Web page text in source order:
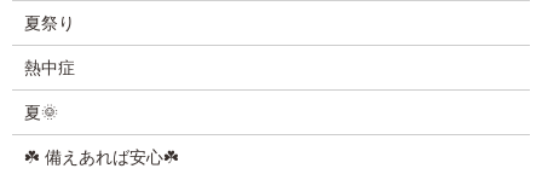
夏祭り
熱中症
夏🌞
☘️ 備えあれば安心☘️